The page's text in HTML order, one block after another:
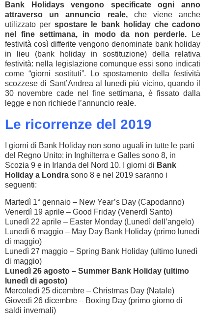
Bank Holidays vengono specificate ogni anno
attraverso un annuncio reale,che viene anche
utilizzato per spostare le bank holiday che cadono
nel fine settimana, in modo da non perderle. Le
festività così differite vengono denominate bank holiday
in lieu (bank holiday in sostituzione) della relativa
festività: nella legislazione comunque essi sono indicati
come “giorni sostituti”. Lo spostamento della festività
scozzese di Sant’Andrea al lunedì più vicino, quando il
30 novembre cade nel fine settimana, è fissato dalla
legge e non richiede l’annuncio reale.
Le ricorrenze del 2019
I giorni di Bank Holiday non sono uguali in tutte le parti
del Regno Unito: in Inghilterra e Galles sono 8, in
Scozia 9 e in Irlanda del Nord 10. I giorni di Bank
Holiday a Londra sono 8 e nel 2019 saranno i
seguenti:
Martedì 1° gennaio – New Year’s Day (Capodanno)
Venerdì 19 aprile – Good Friday (Venerdì Santo)
Lunedì 22 aprile – Easter Monday (Lunedì dell’angelo)
Lunedì 6 maggio – May Day Bank Holiday (primo lunedì
di maggio)
Lunedì 27 maggio – Spring Bank Holiday (ultimo lunedì
di maggio)
Lunedì 26 agosto – Summer Bank Holiday (ultimo
lunedì di agosto)
Mercoledì 25 dicembre – Christmas Day (Natale)
Giovedì 26 dicembre – Boxing Day (primo giorno di
saldi invernali)